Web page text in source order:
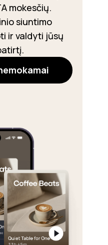
mokesčių.
siuntimo
ir valdyti jūsų